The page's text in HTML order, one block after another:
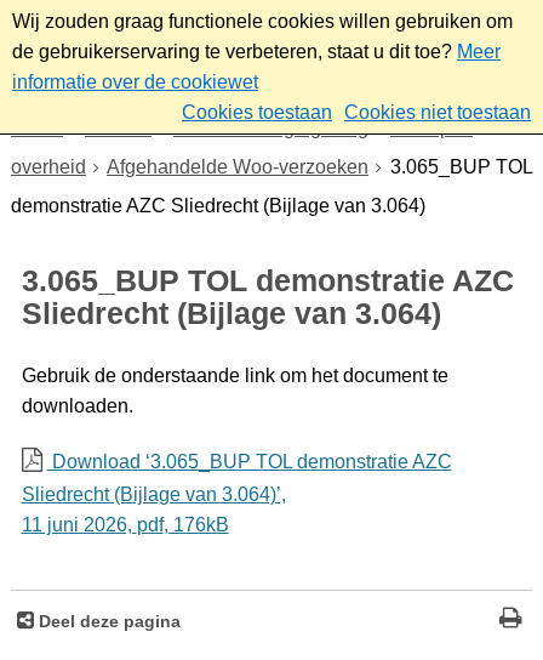
Wij zouden graag functionele cookies willen gebruiken om
de gebruikerservaring te verbeteren, staat u dit toe? Meer
informatie over de cookiewet
Cookies toestaan
Cookies niet toestaan
Beleid- en regelgeving
Wet open
overheid
Afgehandelde Woo-verzoeken
3.065_BUP TOL
demonstratie AZC Sliedrecht (Bijlage van 3.064)
3.065_BUP TOL demonstratie AZC
Sliedrecht (Bijlage van 3.064)
Gebruik de onderstaande link om het document te
downloaden.
Download ‘3.065_BUP TOL demonstratie AZC
Sliedrecht (Bijlage van 3.064)’,
11 juni 2026, pdf, 176kB
Deel deze pagina